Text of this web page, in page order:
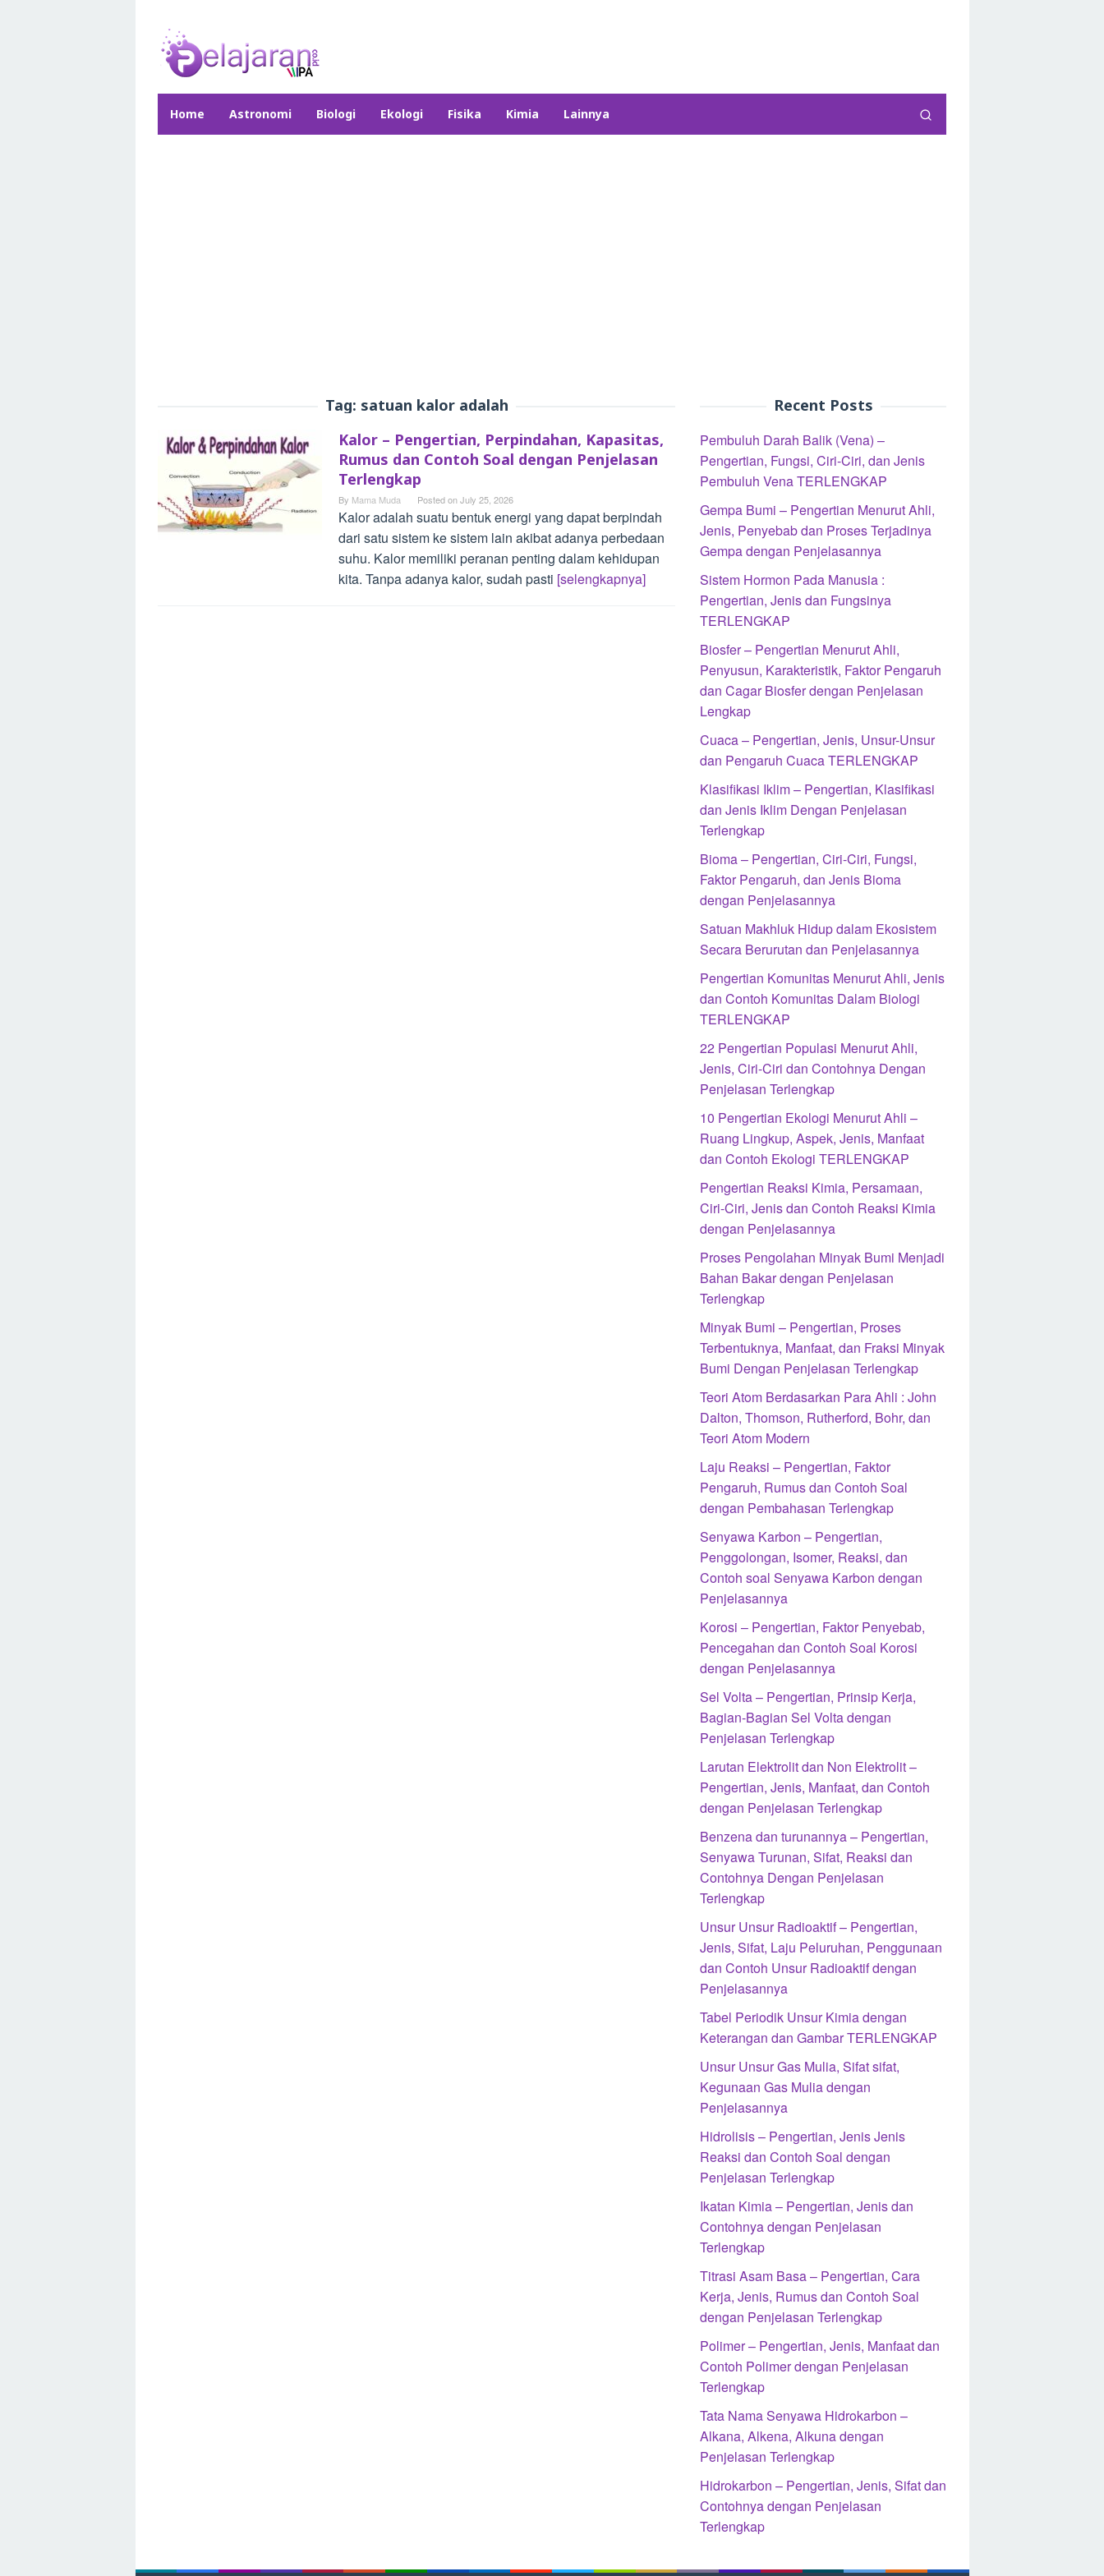
content
Home Astronomi Biologi Ekologi Fisika Kimia Lainnya
Tag: satuan kalor adalah
Kalor – Pengertian, Perpindahan, Kapasitas,
Rumus dan Contoh Soal dengan Penjelasan
Terlengkap
By Mama Muda Posted onJuly 25, 2026
Kalor adalah suatu bentuk energi yang dapat berpindah
dari satu sistem ke sistem lain akibat adanya perbedaan
suhu. Kalor memiliki peranan penting dalam kehidupan
kita. Tanpa adanya kalor, sudah pasti [selengkapnya]
Recent Posts
Pembuluh Darah Balik (Vena) –
Pengertian, Fungsi, Ciri-Ciri, dan Jenis
Pembuluh Vena TERLENGKAP
Gempa Bumi – Pengertian Menurut Ahli,
Jenis, Penyebab dan Proses Terjadinya
Gempa dengan Penjelasannya
Sistem Hormon Pada Manusia :
Pengertian, Jenis dan Fungsinya
TERLENGKAP
Biosfer – Pengertian Menurut Ahli,
Penyusun, Karakteristik, Faktor Pengaruh
dan Cagar Biosfer dengan Penjelasan
Lengkap
Cuaca – Pengertian, Jenis, Unsur-Unsur
dan Pengaruh Cuaca TERLENGKAP
Klasifikasi Iklim – Pengertian, Klasifikasi
dan Jenis Iklim Dengan Penjelasan
Terlengkap
Bioma – Pengertian, Ciri-Ciri, Fungsi,
Faktor Pengaruh, dan Jenis Bioma
dengan Penjelasannya
Satuan Makhluk Hidup dalam Ekosistem
Secara Berurutan dan Penjelasannya
Pengertian Komunitas Menurut Ahli, Jenis
dan Contoh Komunitas Dalam Biologi
TERLENGKAP
22 Pengertian Populasi Menurut Ahli,
Jenis, Ciri-Ciri dan Contohnya Dengan
Penjelasan Terlengkap
10 Pengertian Ekologi Menurut Ahli –
Ruang Lingkup, Aspek, Jenis, Manfaat
dan Contoh Ekologi TERLENGKAP
Pengertian Reaksi Kimia, Persamaan,
Ciri-Ciri, Jenis dan Contoh Reaksi Kimia
dengan Penjelasannya
Proses Pengolahan Minyak Bumi Menjadi
Bahan Bakar dengan Penjelasan
Terlengkap
Minyak Bumi – Pengertian, Proses
Terbentuknya, Manfaat, dan Fraksi Minyak
Bumi Dengan Penjelasan Terlengkap
Teori Atom Berdasarkan Para Ahli : John
Dalton, Thomson, Rutherford, Bohr, dan
Teori Atom Modern
Laju Reaksi – Pengertian, Faktor
Pengaruh, Rumus dan Contoh Soal
dengan Pembahasan Terlengkap
Senyawa Karbon – Pengertian,
Penggolongan, Isomer, Reaksi, dan
Contoh soal Senyawa Karbon dengan
Penjelasannya
Korosi – Pengertian, Faktor Penyebab,
Pencegahan dan Contoh Soal Korosi
dengan Penjelasannya
Sel Volta – Pengertian, Prinsip Kerja,
Bagian-Bagian Sel Volta dengan
Penjelasan Terlengkap
Larutan Elektrolit dan Non Elektrolit –
Pengertian, Jenis, Manfaat, dan Contoh
dengan Penjelasan Terlengkap
Benzena dan turunannya – Pengertian,
Senyawa Turunan, Sifat, Reaksi dan
Contohnya Dengan Penjelasan
Terlengkap
Unsur Unsur Radioaktif – Pengertian,
Jenis, Sifat, Laju Peluruhan, Penggunaan
dan Contoh Unsur Radioaktif dengan
Penjelasannya
Tabel Periodik Unsur Kimia dengan
Keterangan dan Gambar TERLENGKAP
Unsur Unsur Gas Mulia, Sifat sifat,
Kegunaan Gas Mulia dengan
Penjelasannya
Hidrolisis – Pengertian, Jenis Jenis
Reaksi dan Contoh Soal dengan
Penjelasan Terlengkap
Ikatan Kimia – Pengertian, Jenis dan
Contohnya dengan Penjelasan
Terlengkap
Titrasi Asam Basa – Pengertian, Cara
Kerja, Jenis, Rumus dan Contoh Soal
dengan Penjelasan Terlengkap
Polimer – Pengertian, Jenis, Manfaat dan
Contoh Polimer dengan Penjelasan
Terlengkap
Tata Nama Senyawa Hidrokarbon –
Alkana, Alkena, Alkuna dengan
Penjelasan Terlengkap
Hidrokarbon – Pengertian, Jenis, Sifat dan
Contohnya dengan Penjelasan
Terlengkap